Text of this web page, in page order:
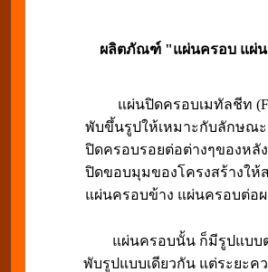
ผลิตภัณฑ์ "แผ่นครอบ แผ่น
แผ่นปิดครอบเมทัลชีท
พับขึ้นรูปให้เหมาะกับลักษณะ
ปิดครอบรอยต่อต่างๆของหลั
ปิดขอบมุมของโครงสร้างให้
แผ่นครอบข้าง แผ่นครอบต่อ
แผ่นครอบนั้น ก็มีรูปแบบต่า
พับรูปแบบเดียวกัน แต่ระยะ